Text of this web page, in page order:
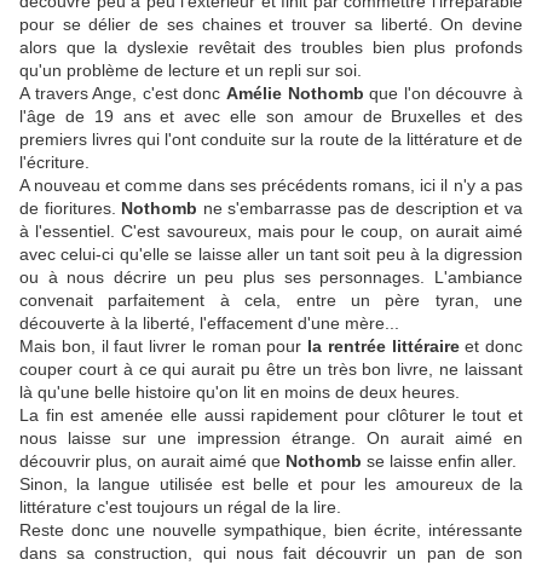
pour se délier de ses chaines et trouver sa liberté. On devine
alors que la dyslexie revêtait des troubles bien plus profonds
qu'un problème de lecture et un repli sur soi.
A travers Ange, c'est donc Amélie Nothomb que l'on découvre à
l'âge de 19 ans et avec elle son amour de Bruxelles et des
premiers livres qui l'ont conduite sur la route de la littérature et de
l'écriture.
A nouveau et comme dans ses précédents romans, ici il n'y a pas
de fioritures. Nothomb ne s'embarrasse pas de description et va
à l'essentiel. C'est savoureux, mais pour le coup, on aurait aimé
avec celui-ci qu'elle se laisse aller un tant soit peu à la digression
ou à nous décrire un peu plus ses personnages. L'ambiance
convenait parfaitement à cela, entre un père tyran, une
découverte à la liberté, l'effacement d'une mère...
Mais bon, il faut livrer le roman pour la rentrée littéraireet donc
couper court à ce qui aurait pu être un très bon livre, ne laissant
là qu'une belle histoire qu'on lit en moins de deux heures.
La fin est amenée elle aussi rapidement pour clôturer le tout et
nous laisse sur une impression étrange. On aurait aimé en
découvrir plus, on aurait aimé que Nothomb se laisse enfin aller.
Sinon, la langue utilisée est belle et pour les amoureux de la
littérature c'est toujours un régal de la lire.
Reste donc une nouvelle sympathique, bien écrite, intéressante
dans sa construction, qui nous fait découvrir un pan de son